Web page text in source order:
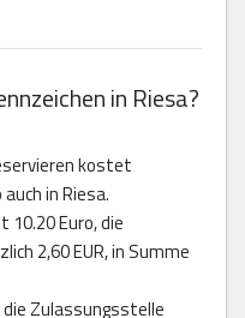
in Riesa?
kostet
auch in Riesa.
10.20 Euro, die
2,60 EUR, in Summe
Zulassungsstelle